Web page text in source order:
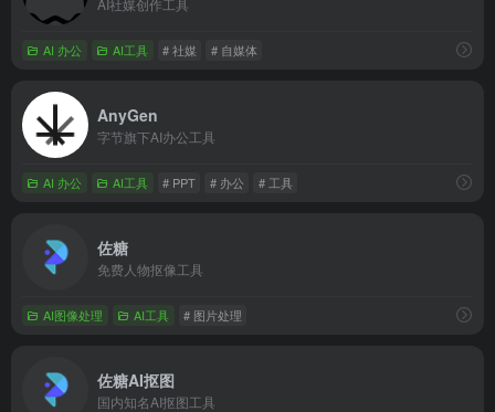
AI 办公 AI工具 # 社媒 # 自媒体
AnyGen
字节旗下AI办公工具
AI 办公 AI工具 # PPT # 办公 # 工具
佐糖
免费人物抠像工具
AI图像处理 AI工具 # 图片处理
佐糖AI抠图
国内知名AI抠图工具